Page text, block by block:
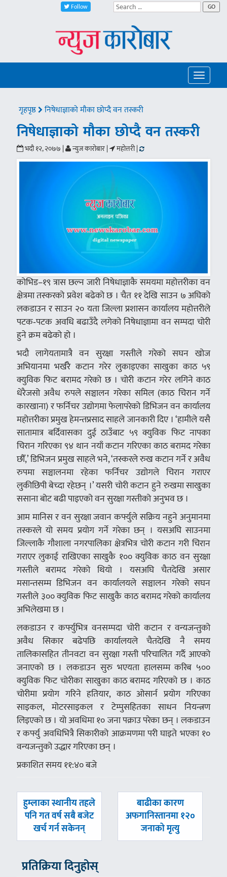
Follow GO
Toggle
गृहपृष्ठ निषेधाज्ञाको मौका छोप्दै वन तस्करी
निषेधाज्ञाको मौका छोप्दै वन तस्करी
भदौ १२, २०७७ | न्युज कारोबार | महोत्तरी |
कोभिड–१९ त्रास छल्न जारी निषेधाज्ञाकै समयमा महोत्तरीका वन
क्षेत्रमा तस्करको प्रवेश बढेको छ । चैत ११ देखि साउन ७ अघिको
लकडाउन र साउन २० यता जिल्ला प्रशासन कार्यालय महोत्तरीले
पटक‑पटक अवधि बढाउँदै लगेको निषेधाज्ञामा वन सम्पदा चोरी
हुने क्रम बढेको हो ।
भदौ लागेयतामात्रै वन सुरक्षा गस्तीले गरेको सघन खोज
अभियानमा भर्खरै कटान गरेर लुकाइएका साखुका काठ ५९
क्युविक फिट बरामद गरेको छ । चोरी कटान गरेर लगिने काठ
धेरैजसो अवैध रुपले सञ्चालन गरेका समिल (काठ चिरान गर्ने
कारखाना) र फर्निचर उद्योगमा फेलापरेको डिभिजन वन कार्यालय
महोत्तरीका प्रमुख हेमन्तप्रसाद साहले जानकारी दिए । ‘हामीले यसै
सातामात्र बर्दिवासका दुई ठाउँबाट ५९ क्युविक फिट नापका
चिरान गरिएका ९४ थान नयाँ कटान गरिएका काठ बरामद गरेका
छौँ,’ डिभिजन प्रमुख साहले भने, ‘तस्करले रुख कटान गर्ने र अवैध
रुपमा सञ्चालनमा रहेका फर्निचर उद्योगले चिरान गराएर
लुकीछिपी बेच्दा रहेछन् ।’ यसरी चोरी कटान हुने रुखमा साखुका
ससाना बोट बढी पाइएको वन सुरक्षा गस्तीको अनुभव छ ।
आम मानिस र वन सुरक्षा जवान कर्फ्युले सक्रिय नहुने अनुमानमा
तस्करले यो समय प्रयोग गर्ने गरेका छन् । यसअघि साउनमा
जिल्लाकै गौशाला नगरपालिका क्षेत्रभित्र चोरी कटान गरी चिरान
गराएर लुकाई राखिएका साखुकै १०० क्युविक काठ वन सुरक्षा
गस्तीले बरामद गरेको थियो । यसअघि चैतदेखि असार
मसान्तसम्म डिभिजन वन कार्यालयले सञ्चालन गरेको सघन
गस्तीले ३०० क्युविक फिट साखुकै काठ बरामद गरेको कार्यालय
अभिलेखमा छ ।
लकडाउन र कर्फ्युभित्र वनसम्पदा चोरी कटान र वन्यजन्तुको
अवैध सिकार बढेपछि कार्यालयले चैतदेखि नै समय
तालिकासहित तीनवटा वन सुरक्षा गस्ती परिचालित गर्दै आएको
जनाएको छ । लकडाउन सुरु भएयता हालसम्म करिब ५००
क्युविक फिट चोरीका साखुका काठ बरामद गरिएको छ । काठ
चोरीमा प्रयोग गरिने हतियार, काठ ओसार्न प्रयोग गरिएका
साइकल, मोटरसाइकल र टेम्पुसहितका साधन नियन्त्रण
लिइएको छ । यो अवधिमा १० जना पक्राउ परेका छन् । लकडाउन
र कर्फ्यु अवधिभित्रै सिकारीको आक्रमणमा परी घाइते भएका १०
वन्यजन्तुको उद्धार गरिएका छन् ।
प्रकाशित समय ११:४० बजे
पछिल्लाे
-
हुम्लाका स्थानीय तहले
पनि गत वर्ष सबै बजेट
खर्च गर्न सकेनन्
अघिल्लाे
-
बाढीका कारण
अफगानिस्तानमा १२०
जनाको मृत्यु
प्रतिक्रिया दिनुहोस्